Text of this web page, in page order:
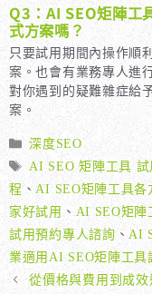
Q3：AI SEO矩陣工
式方案嗎？
只要試用期間內操作順
案。也會有業務專人進
對你遇到的疑難雜症給
案。
分
類
深度SEO
標
籤
AI SEO 矩陣工具 試
程 、 AI SEO矩陣工具各
家好試用 、 AI SEO矩陣
試用預約專人諮詢 、 AI
業適用AI SEO矩陣工具
從價格與費用到成